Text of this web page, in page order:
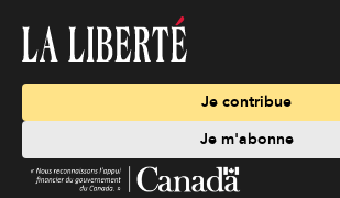
Je contribue
Je m'abonne